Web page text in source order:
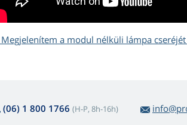
Megjelenítem a modul nélküli lámpa
(06) 1 800 1766 (H-P, 8h-16h)